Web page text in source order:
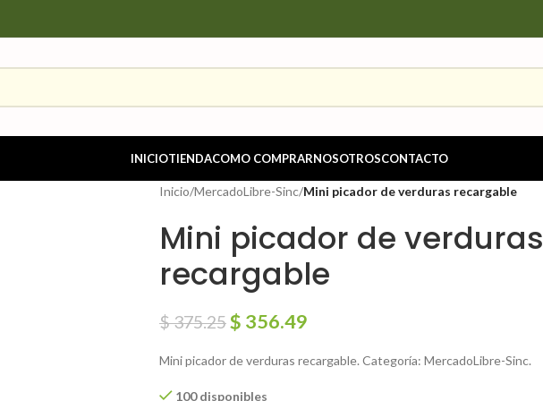
INICIOTIENDACOMO COMPRARNOSOTROSCONTACTO
Inicio/MercadoLibre-Sinc/Mini picador de verduras recargable
Mini picador de verduras
recargable
$375.25$ 356.49
Mini picador de verduras recargable. Categoría: MercadoLibre-Sinc.
100 disponibles